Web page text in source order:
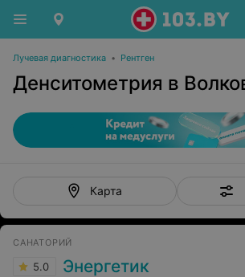
Лучевая диагностика • Рентген
Денситометрия в
Карта
САНАТОРИЙ
5.0 Энергетик